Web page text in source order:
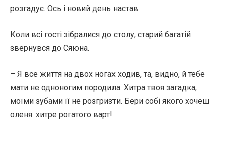
розгадує. Ось і новий день настав.
Коли всі гості зібралися до столу, старий багатій
звернувся до Сяюна.
– Я все життя на двох ногах ходив, та, видно, й тебе
мати не одноногим породила. Хитра твоя загадка,
моїми зубами її не розгризти. Бери собі якого хочеш
оленя: хитре рогатого варт!